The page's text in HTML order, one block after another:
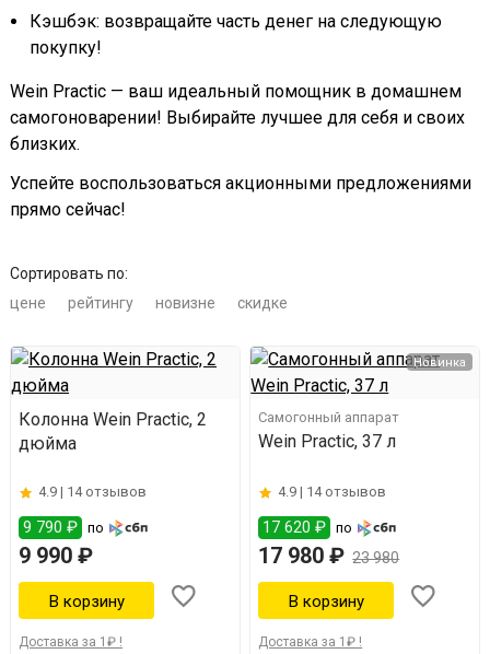
Кэшбэк: возвращайте часть денег на следующую
покупку!
Wein Practic — ваш идеальный помощник в домашнем
самогоноварении! Выбирайте лучшее для себя и своих
близких.
Успейте воспользоваться акционными предложениями
прямо сейчас!
Сортировать по:
цене
рейтингу новизне скидке
Колонна Wein Practic, 2
дюйма
4.9 | 14 отзывов
9 790 ₽ по
9 990 ₽
Доставка за 1₽ !
Новинка
Самогонный аппарат
Wein Practic, 37 л
4.9 | 14 отзывов
17 620 ₽ по
17 980 ₽ 23 980
Доставка за 1₽ !